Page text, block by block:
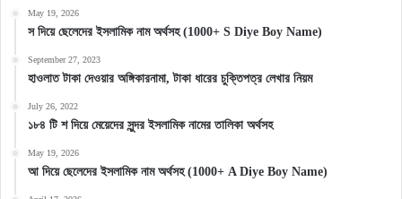
May 19, 2026
স দিয়ে ছেলেদের ইসলামিক নাম অর্থসহ (1000+ S Diye Boy Name)
September 27, 2023
হাওলাত টাকা দেওয়ার অঙ্গিকারনামা, টাকা ধারের চুক্তিপত্র লেখার নিয়ম
July 26, 2022
১৮৪ টি শ দিয়ে মেয়েদের সুন্দর ইসলামিক নামের তালিকা অর্থসহ
May 19, 2026
আ দিয়ে ছেলেদের ইসলামিক নাম অর্থসহ (1000+ A Diye Boy Name)